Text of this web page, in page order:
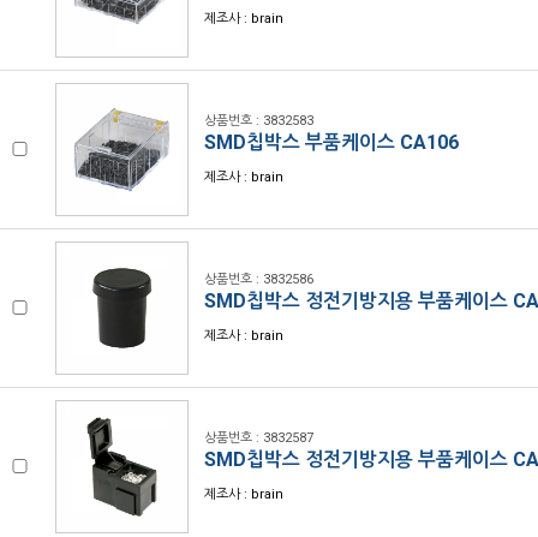
제조사 : brain
상품번호 : 3832583
SMD칩박스 부품케이스 CA106
제조사 : brain
상품번호 : 3832586
SMD칩박스 정전기방지용 부품케이스
제조사 : brain
상품번호 : 3832587
SMD칩박스 정전기방지용 부품케이스
제조사 : brain